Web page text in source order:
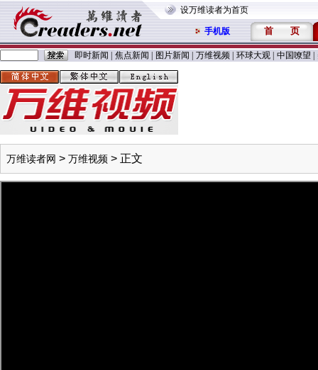
设万维读者为首页
手机版 首 页
即时新闻 焦点新闻 图片新闻 万维视频 环球大观 中国嘹望
万维读者网 > 万维视频 > 正文